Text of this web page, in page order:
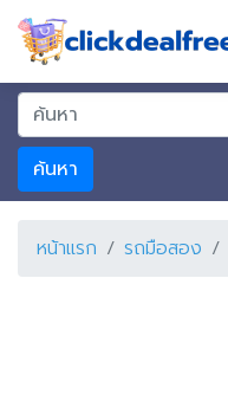
ค้นหา
หน้าแรก รถมือสอง